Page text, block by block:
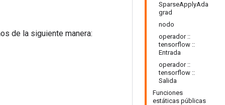
SparseApplyAda
grad
nodo
operador ::
tensorflow ::
Entrada
operador ::
tensorflow ::
Salida
Funciones
estáticas públicas
de la siguiente manera: